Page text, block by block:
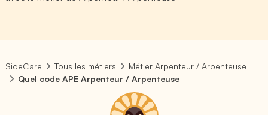
SideCare Tous les métiers
Métier Arpenteur / Arpenteuse
Quel code APE Arpenteur / Arpenteuse